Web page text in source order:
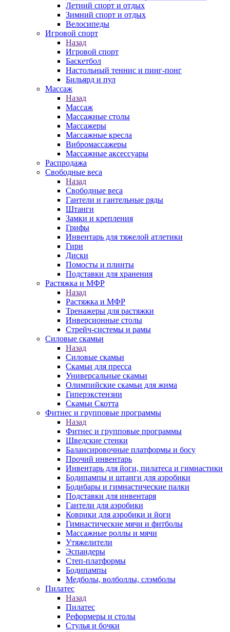
Летний спорт и отдых
Зимний спорт и отдых
Велосипеды
Игровой спорт
Назад
Игровой спорт
Баскетбол
Настольный теннис и пинг-понг
Бильярд и пул
Массаж
Назад
Массаж
Массажные столы
Массажеры
Массажные кресла
Вибромассажеры
Массажные аксессуары
Распродажа
Свободные веса
Назад
Свободные веса
Гантели и гантельные ряды
Штанги
Замки и крепления
Грифы
Инвентарь для тяжелой атлетики
Гири
Диски
Помосты и плинты
Подставки для хранения
Растяжка и МФР
Назад
Растяжка и МФР
Тренажеры для растяжки
Инверсионные столы
Стрейч-системы и рамы
Силовые скамьи
Назад
Силовые скамьи
Скамьи для пресса
Универсальные скамьи
Олимпийские скамьи для жима
Гиперэкстензии
Скамьи Скотта
Фитнес и групповые программы
Назад
Фитнес и групповые программы
Шведские стенки
Балансировочные платформы и босу
Прочий инвентарь
Инвентарь для йоги, пилатеса и гимнастики
Бодипампы и штанги для аэробики
Бодибары и гимнастические палки
Подставки для инвентаря
Гантели для аэробики
Коврики для аэробики и йоги
Гимнастические мячи и фитболы
Массажные роллы и мячи
Утяжелители
Эспандеры
Степ-платформы
Бодипампы
Медболы, волболлы, слэмболы
Пилатес
Назад
Пилатес
Реформеры и столы
Стулья и бочки